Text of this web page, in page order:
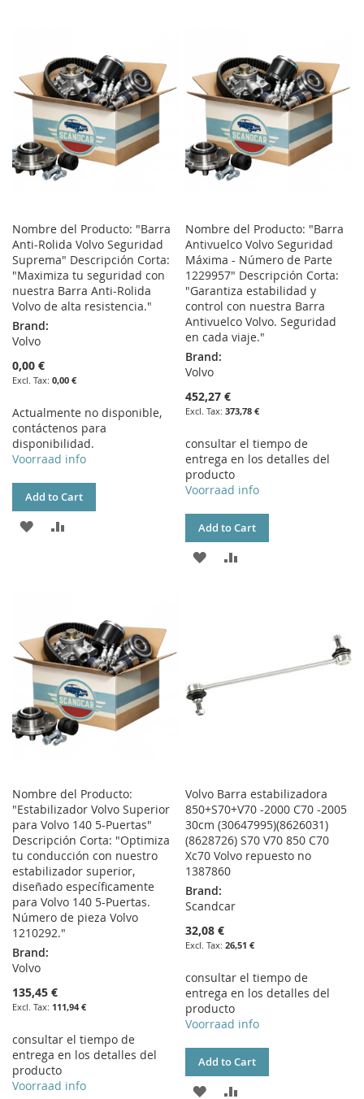
LIST
Nombre del Producto: "Barra
Anti-Rolida Volvo Seguridad
Suprema" Descripción Corta:
"Maximiza tu seguridad con
nuestra Barra Anti-Rolida
Volvo de alta resistencia."
Brand:
Volvo
0,00 €
0,00 €
Actualmente no disponible,
contáctenos para
disponibilidad.
Voorraad info
Add to Cart
ADD
Nombre del Producto: "Barra
Antivuelco Volvo Seguridad
Máxima - Número de Parte
1229957" Descripción Corta:
"Garantiza estabilidad y
control con nuestra Barra
Antivuelco Volvo. Seguridad
en cada viaje."
Brand:
Volvo
452,27 €
373,78 €
consultar el tiempo de
entrega en los detalles del
producto
Voorraad info
Add to Cart
ADD
Nombre del Producto:
"Estabilizador Volvo Superior
para Volvo 140 5-Puertas"
Descripción Corta: "Optimiza
tu conducción con nuestro
estabilizador superior,
diseñado específicamente
para Volvo 140 5-Puertas.
Número de pieza Volvo
1210292."
Brand:
Volvo
135,45 €
111,94 €
consultar el tiempo de
entrega en los detalles del
producto
Voorraad info
Volvo Barra estabilizadora
850+S70+V70 -2000 C70 -2005
30cm (30647995)(8626031)
(8628726) S70 V70 850 C70
Xc70 Volvo repuesto no
1387860
Brand:
Scandcar
32,08 €
26,51 €
consultar el tiempo de
entrega en los detalles del
producto
Voorraad info
Add to Cart
ADD